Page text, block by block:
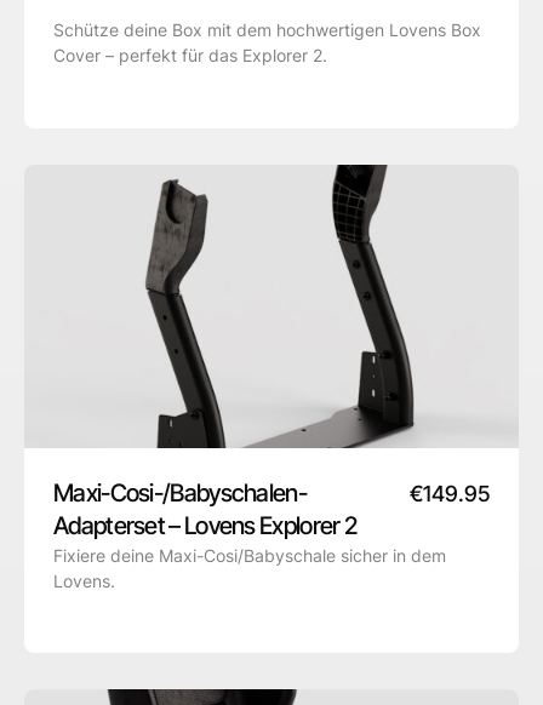
Schütze deine Box mit dem hochwertigen Lovens Box
Cover – perfekt für das Explorer 2.
Maxi-Cosi-/Babyschalen-
Adapterset – Lovens Explorer 2
€149.95
Fixiere deine Maxi-Cosi/Babyschale sicher in dem
Lovens.